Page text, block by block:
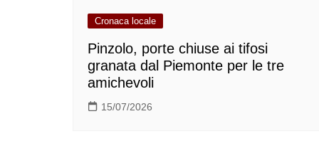
Cronaca locale
Pinzolo, porte chiuse ai tifosi
granata dal Piemonte per le tre
amichevoli
15/07/2026